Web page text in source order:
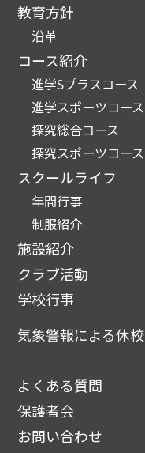
教育方針
沿革
コース紹介
進学Sプラスコース
進学スポーツコース
探究総合コース
探究スポーツコース
スクールライフ
年間行事
制服紹介
施設紹介
クラブ活動
学校行事
気象警報による休校
よくある質問
保護者会
お問い合わせ